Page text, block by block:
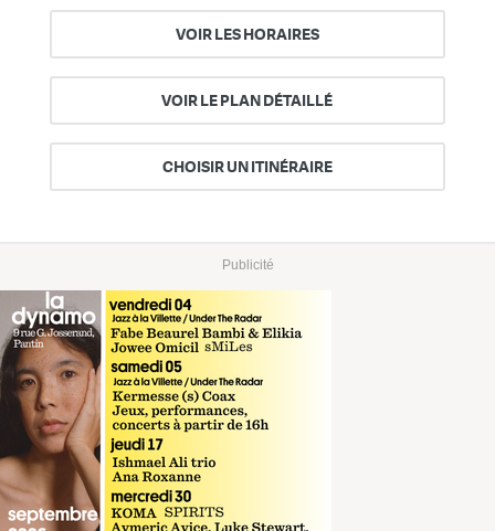
VOIR LES HORAIRES
VOIR LE PLAN DÉTAILLÉ
CHOISIR UN ITINÉRAIRE
Publicité